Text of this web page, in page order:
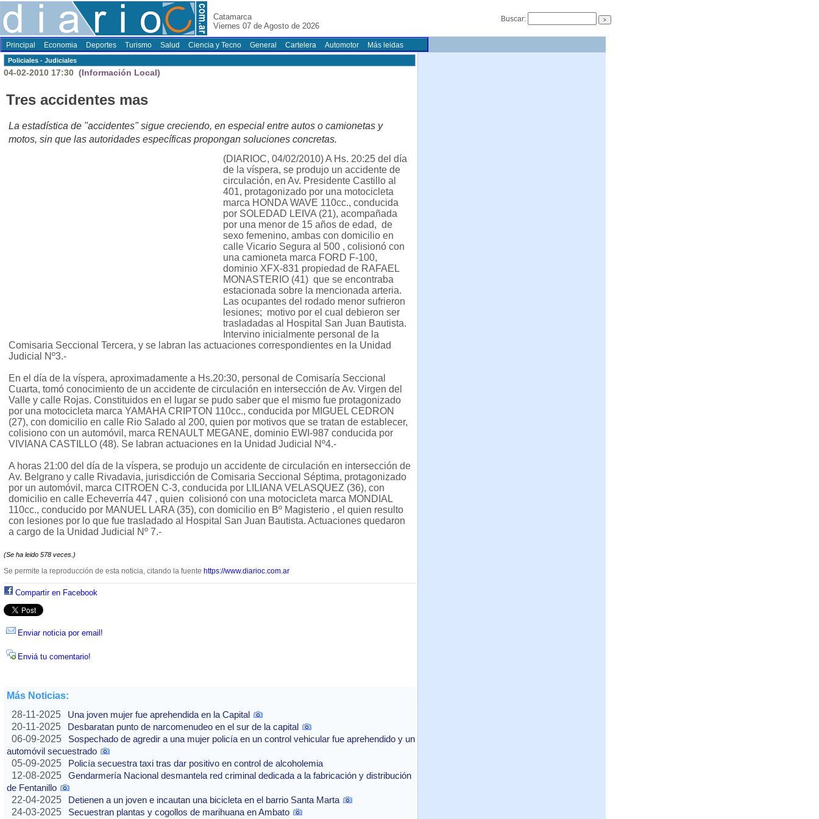
Catamarca
Viernes 07 de Agosto de 2026
Buscar:
Principal Economia Deportes Turismo Salud Ciencia y Tecno General Cartelera Automotor Más leidas
Policiales - Judiciales
04-02-2010 17:30 (Información Local)
Tres accidentes mas
La estadística de "accidentes" sigue creciendo, en especial entre autos o camionetas y
motos, sin que las autoridades específicas propongan soluciones concretas.
(DIARIOC, 04/02/2010) A Hs. 20:25 del día
de la víspera, se produjo un accidente de
circulación, en Av. Presidente Castillo al
401, protagonizado por una motocicleta
marca HONDA WAVE 110cc., conducida
por SOLEDAD LEIVA (21), acompañada
por una menor de 15 años de edad, de
sexo femenino, ambas con domicilio en
calle Vicario Segura al 500 , colisionó con
una camioneta marca FORD F-100,
dominio XFX-831 propiedad de RAFAEL
MONASTERIO (41) que se encontraba
estacionada sobre la mencionada arteria.
Las ocupantes del rodado menor sufrieron
lesiones; motivo por el cual debieron ser
trasladadas al Hospital San Juan Bautista.
Intervino inicialmente personal de la
Comisaria Seccional Tercera, y se labran las actuaciones correspondientes en la Unidad
Judicial Nº3.-
En el día de la víspera, aproximadamente a Hs.20:30, personal de Comisaría Seccional
Cuarta, tomó conocimiento de un accidente de circulación en intersección de Av. Virgen del
Valle y calle Rojas. Constituidos en el lugar se pudo saber que el mismo fue protagonizado
por una motocicleta marca YAMAHA CRIPTON 110cc., conducida por MIGUEL CEDRON
(27), con domicilio en calle Rio Salado al 200, quien por motivos que se tratan de establecer,
colisiono con un automóvil, marca RENAULT MEGANE, dominio EWI-987 conducida por
VIVIANA CASTILLO (48). Se labran actuaciones en la Unidad Judicial Nº4.-
A horas 21:00 del día de la víspera, se produjo un accidente de circulación en intersección de
Av. Belgrano y calle Rivadavia, jurisdicción de Comisaria Seccional Séptima, protagonizado
por un automóvil, marca CITROEN C-3, conducida por LILIANA VELASQUEZ (36), con
domicilio en calle Echeverría 447 , quien colisionó con una motocicleta marca MONDIAL
110cc., conducido por MANUEL LARA (35), con domicilio en Bº Magisterio , el quien resulto
con lesiones por lo que fue trasladado al Hospital San Juan Bautista. Actuaciones quedaron
a cargo de la Unidad Judicial Nº 7.-
(Se ha leido 578 veces.)
Se permite la reproducción de esta noticia, citando la fuente https://www.diarioc.com.ar
Compartir en Facebook
Enviar noticia por email!
Enviá tu comentario!
Más Noticias:
28-11-2025
Una joven mujer fue aprehendida en la Capital
20-11-2025
Desbaratan punto de narcomenudeo en el sur de la capital
06-09-2025
Sospechado de agredir a una mujer policía en un control vehicular fue aprehendido y un
automóvil secuestrado
05-09-2025
Policía secuestra taxi tras dar positivo en control de alcoholemia
12-08-2025
Gendarmería Nacional desmantela red criminal dedicada a la fabricación y distribución
de Fentanillo
22-04-2025
Detienen a un joven e incautan una bicicleta en el barrio Santa Marta
24-03-2025
Secuestran plantas y cogollos de marihuana en Ambato